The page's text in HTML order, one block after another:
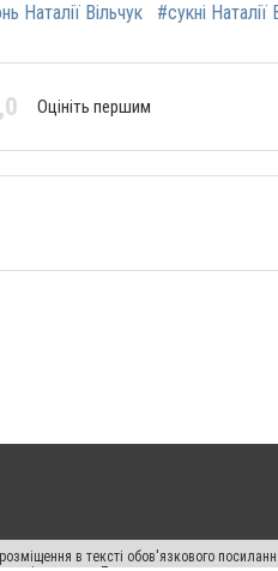
Наталії Вільчук #сукні Наталії
Оцініть першим
в тексті обов'язкового